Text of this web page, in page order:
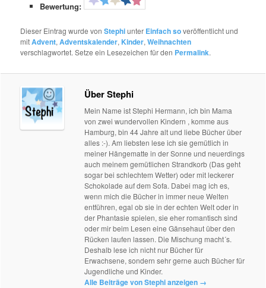
Bewertung:
Dieser Eintrag wurde vonStephiunter Einfach soveröffentlicht und
mitAdvent,Adventskalender, Kinder,Weihnachten
verschlagwortet. Setze ein Lesezeichen für den Permalink.
Über Stephi
Mein Name ist Stephi Hermann, ich bin Mama
von zwei wundervollen Kindern , komme aus
Hamburg, bin 44 Jahre alt und liebe Bücher über
alles :-). Am liebsten lese ich sie gemütlich in
meiner Hängematte in der Sonne und neuerdings
auch meinem gemütlichen Strandkorb (Das geht
sogar bei schlechtem Wetter) oder mit leckerer
Schokolade auf dem Sofa. Dabei mag ich es,
wenn mich die Bücher in immer neue Welten
entführen, egal ob sie in der echten Welt oder in
der Phantasie spielen, sie eher romantisch sind
oder mir beim Lesen eine Gänsehaut über den
Rücken laufen lassen. Die Mischung macht´s.
Deshalb lese ich nicht nur Bücher für
Erwachsene, sondern sehr gerne auch Bücher für
Jugendliche und Kinder.
Alle Beiträge von Stephi anzeigen →